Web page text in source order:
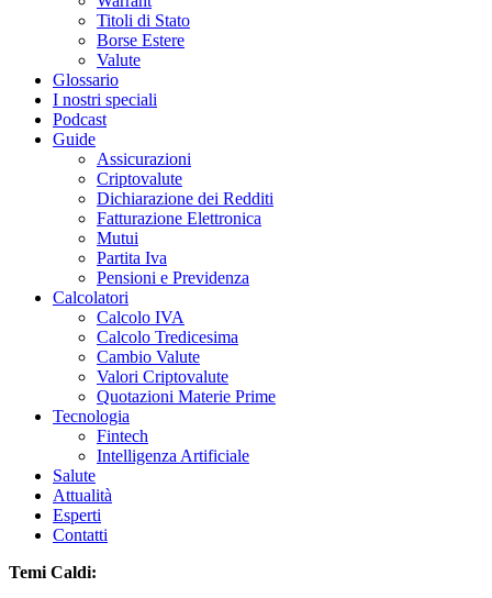
Titoli di Stato
Borse Estere
Valute
Glossario
I nostri speciali
Podcast
Guide
Assicurazioni
Criptovalute
Dichiarazione dei Redditi
Fatturazione Elettronica
Mutui
Partita Iva
Pensioni e Previdenza
Calcolatori
Calcolo IVA
Calcolo Tredicesima
Cambio Valute
Valori Criptovalute
Quotazioni Materie Prime
Tecnologia
Fintech
Intelligenza Artificiale
Salute
Attualità
Esperti
Contatti
Temi Caldi: